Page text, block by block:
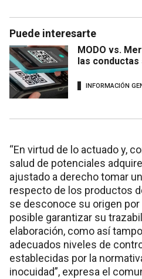
Puede interesarte
MODO vs.
las
INFORMACIÓN
“En virtud de lo actuado y,
salud de potenciales
ajustado a derecho tomar
respecto de los productos
se desconoce su origen
posible garantizar su
elaboración, como así
adecuados niveles de
establecidas por la
inocuidad”, expresa el